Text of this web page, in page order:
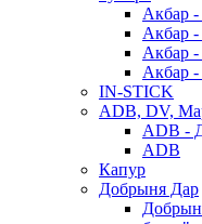
Акбар
Акбар -
Акбар
Акбар -
IN-STICK
ADB, DV,
ADB -
ADB
Капур
Добрыня Дар